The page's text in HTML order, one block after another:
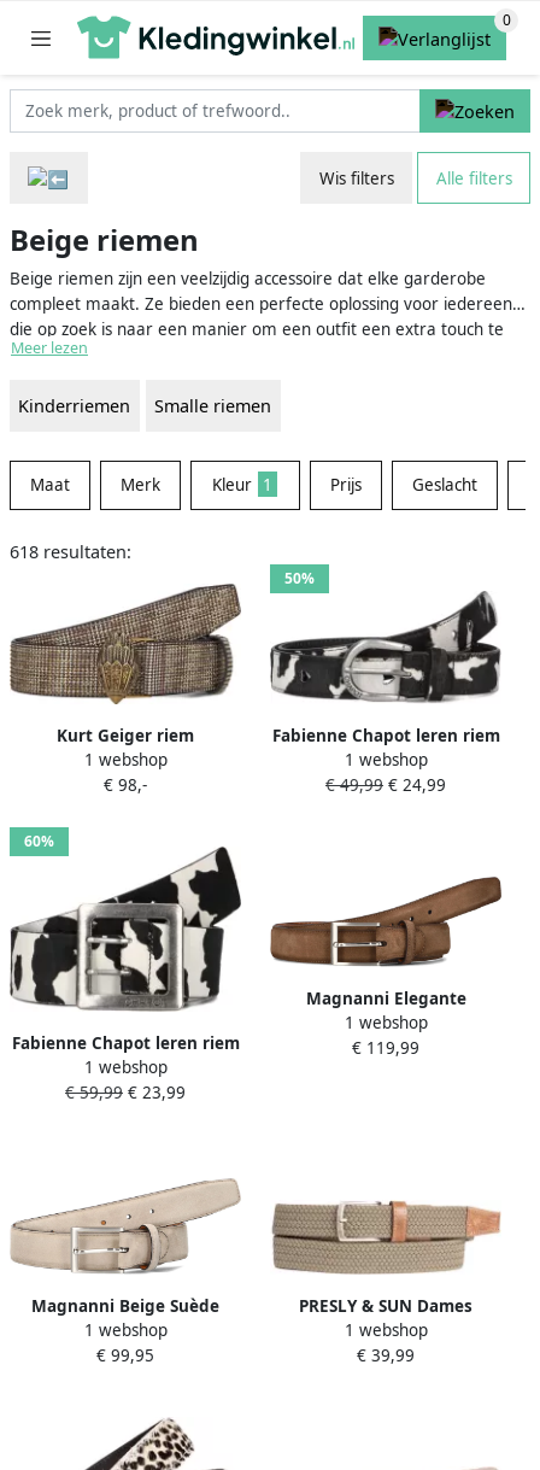
Wis filters Alle filters
Beige riemen
Beige riemen zijn een veelzijdig accessoire dat elke garderobe
compleet maakt. Ze bieden een perfecte oplossing voor iedereen
die op zoek is naar een manier om een outfit een extra touch te
geven, of het nu gaat om een casual look voor het weekend of een
uitgebreid assortiment beige riemen, waardoor je er zeker van
Meer lezen
Kinderriemen Smalle riemen
Maat Merk Kleur 1 Prijs Geslacht
618 resultaten:
Kurt Geiger riem
Kensington met studs en
pied-de-poule print beige
1 webshop
€ 98,-
50%
Fabienne Chapot leren riem
Hairy Belt met koeienprint
ecru donkerbruin
1 webshop
€ 49,99 € 24,99
60%
Fabienne Chapot leren riem
Bold Cow met koeienprint
ecru donkerbruin
1 webshop
€ 59,99 € 23,99
Magnanni Elegante
Zandleren Riem Beige
Heren
1 webshop
€ 119,99
Magnanni Beige Suède
Heren Riem 1078 Beige
Heren
1 webshop
€ 99,95
PRESLY & SUN Dames
Riemen 35-24 Cognac
1 webshop
€ 39,99